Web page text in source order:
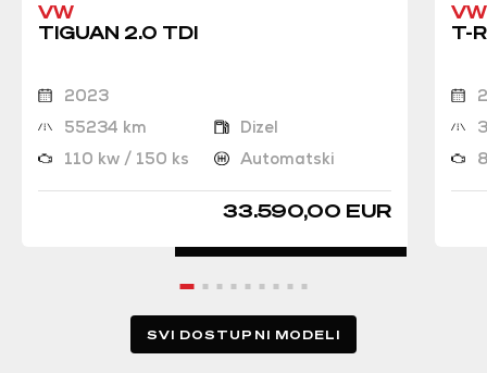
VW
TIGUAN 2.0 TDI
2023
55234 km
Dizel
110 kw / 150 ks
Automatski
33.590,00 EUR
VW
T-
SVI DOSTUPNI MODELI